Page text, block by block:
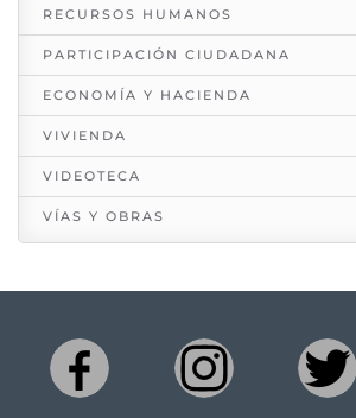
RECURSOS HUMANOS
PARTICIPACIÓN CIUDADANA
ECONOMÍA Y HACIENDA
VIVIENDA
VIDEOTECA
VÍAS Y OBRAS